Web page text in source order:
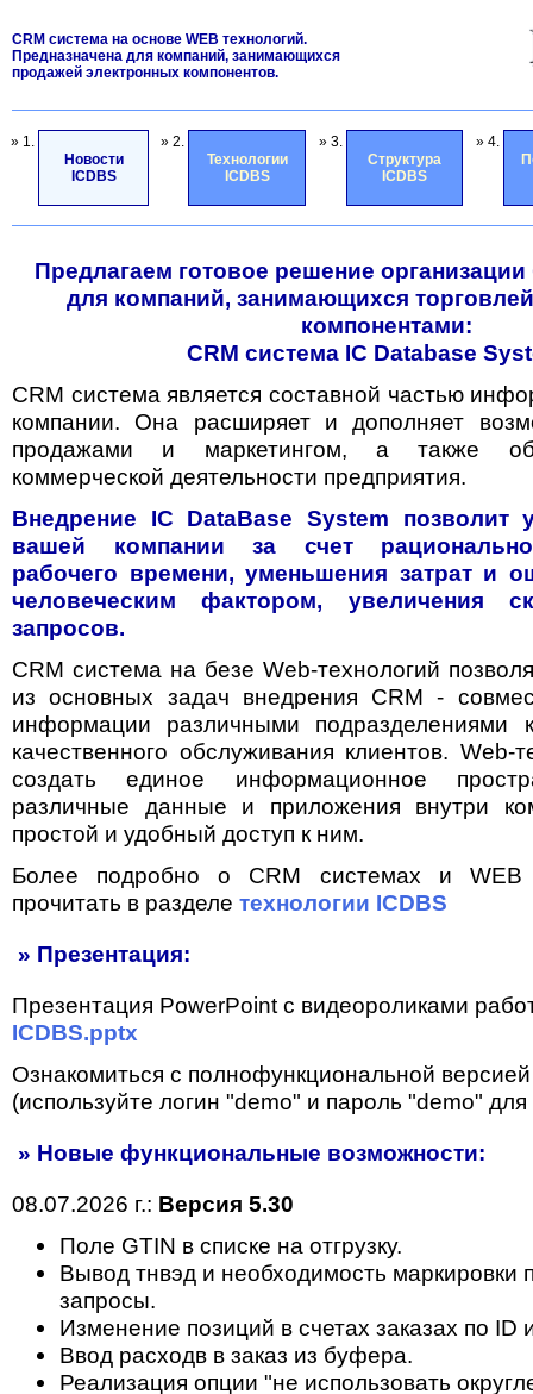
CRM система на основе WEB технологий.
Предназначена для компаний, занимающихся
продажей электронных компонентов.
» 1.
Новости
ICDBS
» 2.
Технологии
ICDBS
» 3.
Структура
ICDBS
» 4.
Предлагаем готовое решение
для компаний, занимающихся
компонентами:
CRM система IC Database
CRM система является составной частью
компании. Она расширяет и дополняет
продажами и маркетингом, а также
коммерческой деятельности предприятия.
Внедрение IC DataBase System позволит
вашей компании за счет
рабочего времени, уменьшения затрат и
человеческим фактором, увеличения
запросов.
CRM система на безе Web-технологий
из основных задач внедрения CRM -
информации различными подразделениями
качественного обслуживания клиентов. Web-
создать единое информационное
различные данные и приложения внутри
простой и удобный доступ к ним.
Более подробно о CRM системах и WEB
прочитать в разделе технологии ICDBS
» Презентация:
Презентация PowerPoint с видеороликами
ICDBS.pptx
Ознакомиться с полнофункциональной
(используйте логин "demo" и пароль "demo" для
» Новые функциональные возможности:
08.07.2026 г.: Версия 5.30
Поле GTIN в списке на отгрузку.
Вывод тнвэд и необходимость маркировки
запросы.
Изменение позиций в счетах заказах по ID
Ввод расходв в заказ из буфера.
Реализация опции "не использовать